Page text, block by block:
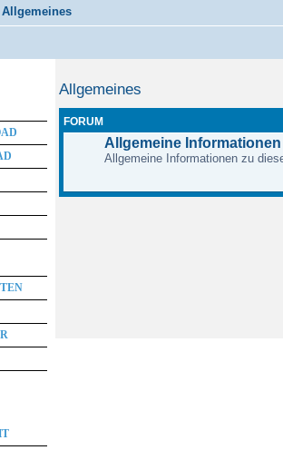
Allgemeines
Allgemeines
FORUM
Allgemeine Informationen
Allgemeine Informationen zu